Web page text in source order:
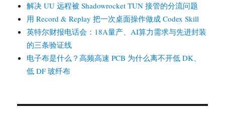
解决 UU 远程被 Shadowrocket TUN 接管的分流问题
用 Record & Replay 把一次桌面操作做成 Codex Skill
英特尔财报电话会：18A量产、AI算力需求与先进封装
的三条验证线
电子布是什么？高频高速 PCB 为什么离不开低 DK、
低 DF 玻纤布